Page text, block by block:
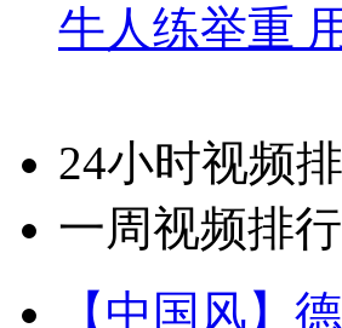
牛人练举重
24小时视频
一周视频排行
【中国风】